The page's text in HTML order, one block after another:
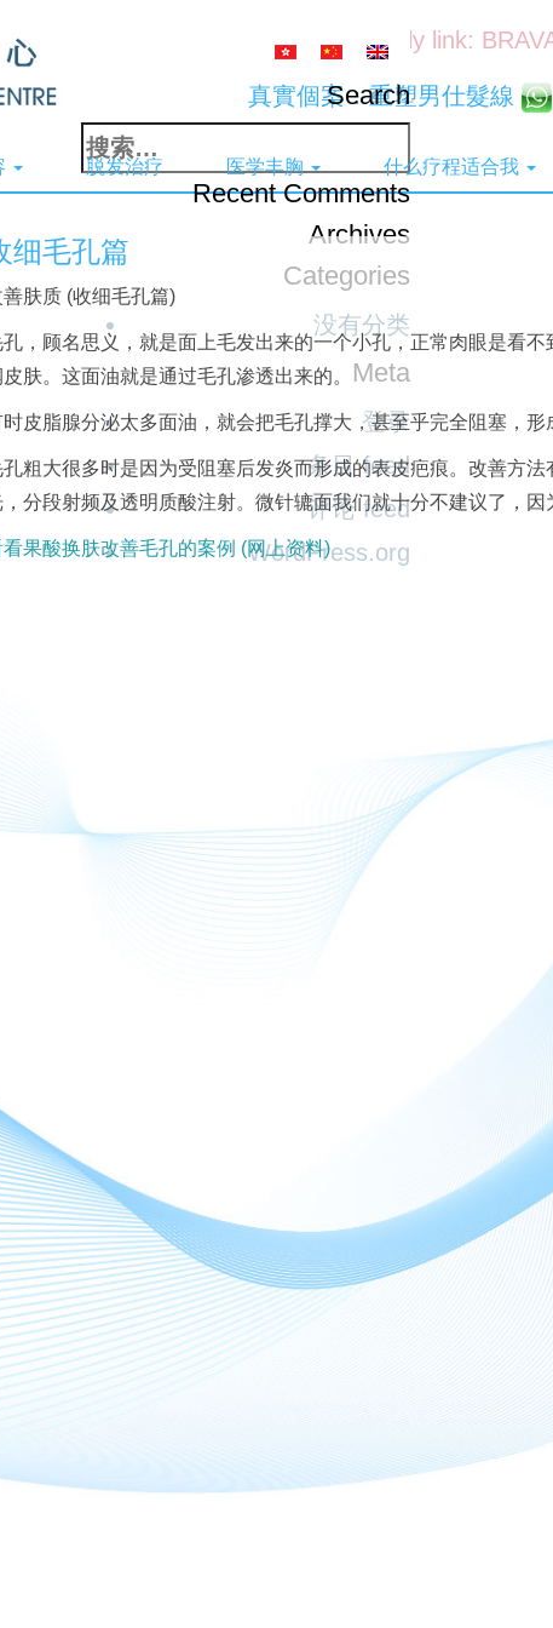
Search
搜
索：
Recent Comments
Archives
Categories
没有分类
Meta
登录
条目 feed
评论 feed
WordPress.org
Friendly link:
真實個案：重塑男仕髮線
脱发治疗 医学丰胸 什么疗程适合我
细毛孔篇
善肤质 (收细毛孔篇)
，顾名思义，就是面上毛发出来的一个小孔，正常肉眼是看不
肤。 这面油就是通过毛孔渗透出来的。
皮脂腺分泌太多面油，就会把毛孔撑大，甚至乎完全阻塞，形
粗大很多时是因为受阻塞后发炎而形成的表皮疤痕。 改善方法
分段射频及透明质酸注射。 微针辘面我们就十分不建议了，因
看果酸换肤改善毛孔的案例 (网上资料)